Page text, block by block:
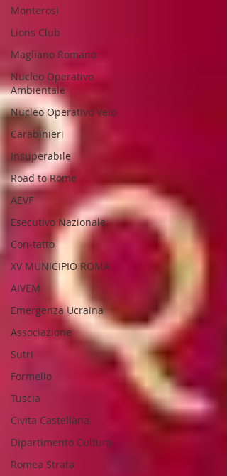
Monterosi
Lions Club
Magliano Romano
Nucleo Operativo
Ambientale
Nucleo Operativo Veio
Carabinieri
Insuperabile
Road to Rome
AEVF
Esecutivo Nazionale
Con-tatto
XV MUNICIPIO ROMA
AIVEM
Emergenza Ucraina
Associazione
Sutri
Formello
Tuscia
Civita Castellana
Dipartimento Cultura
Romea Strata